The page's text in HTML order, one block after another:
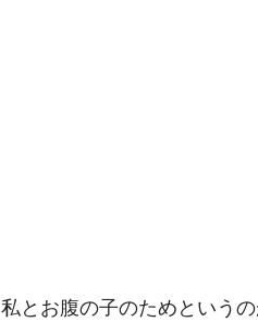
私とお腹の子のためという